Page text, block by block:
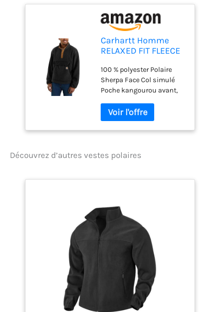
Carhartt Homme
RELAXED FIT FLEECE
polaire, Black, L
100 % polyester Polaire
Sherpa Face Col simulé
Poche kangourou avant,
poche sur le côté et sur le
dessus Fermeture avant à
quatre boutons
Découvrez d’autres vestes polaires